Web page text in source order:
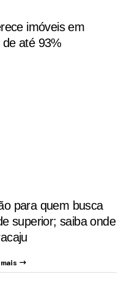
imóveis em
até 93%
para quem busca
superior; saiba onde